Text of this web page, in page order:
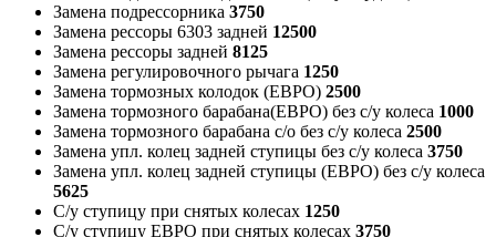
Замена подрессорника 3750
Замена рессоры 6303 задней 12500
Замена рессоры задней 8125
Замена регулировочного рычага 1250
Замена тормозных колодок (ЕВРО) 2500
Замена тормозного барабана(ЕВРО) без с/у колеса 1000
Замена тормозного барабана с/о без с/у колеса 2500
Замена упл. колец задней ступицы без с/у колеса 3750
Замена упл. колец задней ступицы (ЕВРО) без с/у колеса
5625
С/у ступицу при снятых колесах 1250
С/у ступицу ЕВРО при снятых колесах 3750